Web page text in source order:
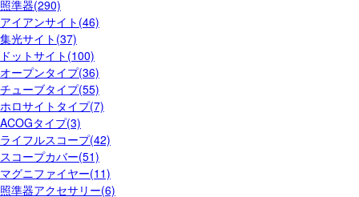
照準器(290)
アイアンサイト(46)
集光サイト(37)
ドットサイト(100)
オープンタイプ(36)
チューブタイプ(55)
ホロサイトタイプ(7)
ACOGタイプ(3)
ライフルスコープ(42)
スコープカバー(51)
マグニファイヤー(11)
照準器アクセサリー(6)